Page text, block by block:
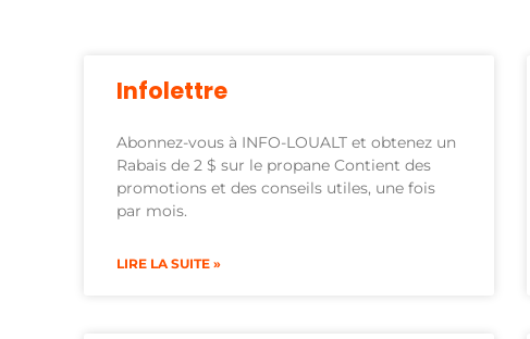
Infolettre
Abonnez-vous à INFO-LOUALT et obtenez un
Rabais de 2 $ sur le propane Contient des
promotions et des conseils utiles, une fois
par mois.
LIRE LA SUITE »